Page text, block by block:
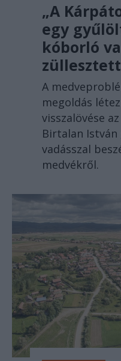
„A
egy
kóborló
A
megoldás
visszalövése
Birtalan
vadásszal
medvékről.